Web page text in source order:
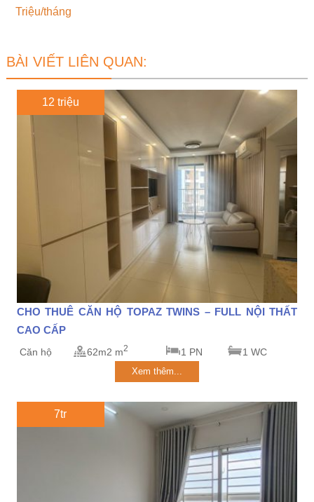
Triệu/tháng
BÀI VIẾT LIÊN QUAN:
12 triệu
CHO THUÊ CĂN HỘ TOPAZ TWINS – FULL NỘI THẤT
CAO CẤP
Căn hộ 62m2 m2 1 PN 1 WC
Xem thêm...
7tr